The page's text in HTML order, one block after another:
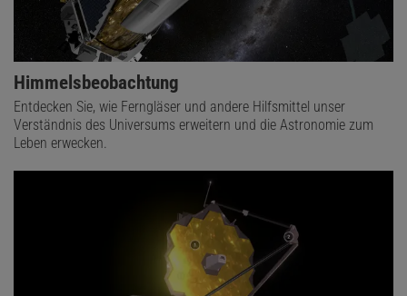
Himmelsbeobachtung
Entdecken Sie, wie Ferngläser und andere Hilfsmittel unser
Verständnis des Universums erweitern und die Astronomie zum
Leben erwecken.